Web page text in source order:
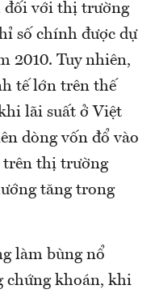
đối với thị trường
số chính được dự
2010. Tuy nhiên,
tế lớn trên thế
lãi suất ở Việt
dòng vốn đổ vào
trên thị trường
tăng trong
làm bùng nổ
chứng khoán, khi